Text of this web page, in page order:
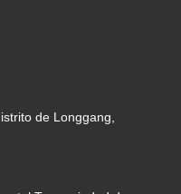
de Longgang,